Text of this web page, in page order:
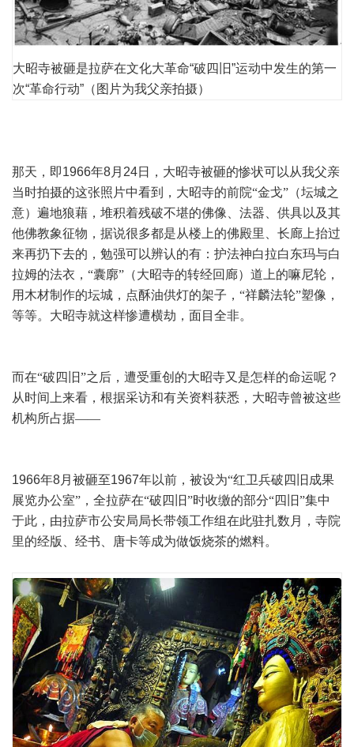
大昭寺被砸是拉萨在文化大革命“破四旧”运动中发生的第一
次“革命行动”（图片为我父亲拍摄）
那天，即1966年8月 24日，大昭寺被砸的惨状可以从我父亲
当时拍摄的这张照片中看到，大昭寺的前院“金戈”（坛城之
意）遍地狼藉，堆积着残破不堪的佛像、法器、供具以及其
他佛教象征物，据说很多都是从楼上的佛殿里、长廊上抬过
来再扔下去的，勉强可以辨认的有：护法神白拉白东玛与白
拉姆的法衣，“囊廓”（大昭寺的转经回廊）道上的嘛尼轮，
用木材制作的坛城，点酥油供灯的架子，“祥麟法轮”塑像，
等等。大昭寺就这样惨遭横劫，面目全非。
而在“破四旧”之后，遭受重创的大昭寺又是怎样的命运呢？
从时间上来看，根据采访和有关资料获悉，大昭寺曾被这些
机构所占据——
1966年8月被砸至1967年以前，被设为“红卫兵破四旧成果
展览办公室”，全拉萨在“破四旧”时收缴的部分“四旧”集中
于此，由拉萨市公安局局长带领工作组在此驻扎数月，寺院
里的经版、经书、唐卡等成为做饭烧茶的燃料。